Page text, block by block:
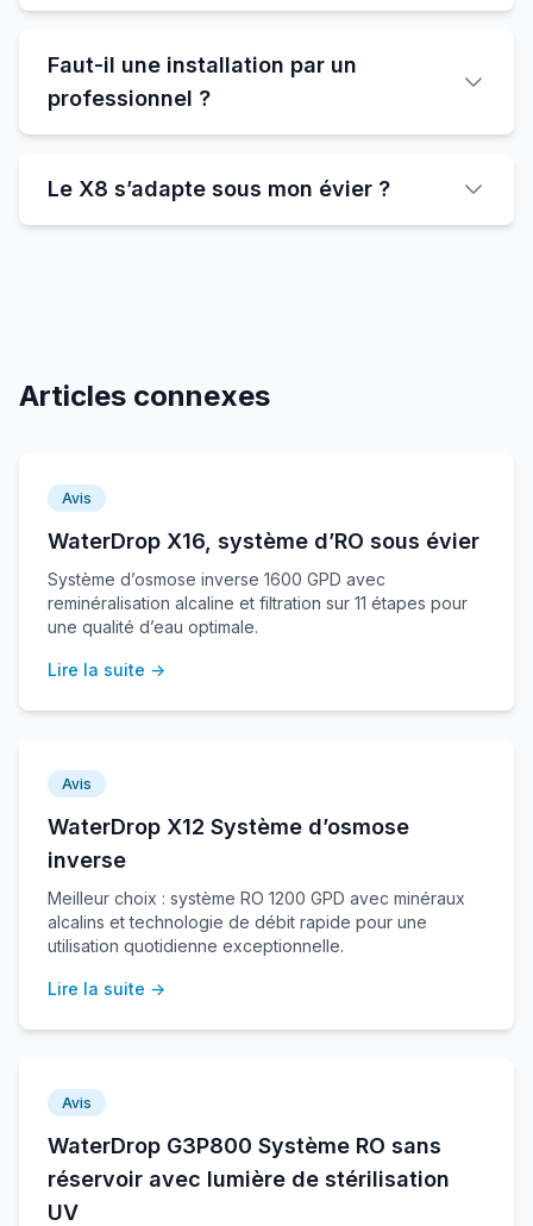
Faut-il une installation par un
professionnel ?
Le X8 s’adapte sous mon évier ?
Articles connexes
Avis
WaterDrop X16, système d’RO sous évier
Système d’osmose inverse 1600 GPD avec
reminéralisation alcaline et filtration sur 11 étapes pour
une qualité d’eau optimale.
Lire la suite →
Avis
WaterDrop X12 Système d’osmose
inverse
Meilleur choix : système RO 1200 GPD avec minéraux
alcalins et technologie de débit rapide pour une
utilisation quotidienne exceptionnelle.
Lire la suite →
Avis
WaterDrop G3P800 Système RO sans
réservoir avec lumière de stérilisation
UV